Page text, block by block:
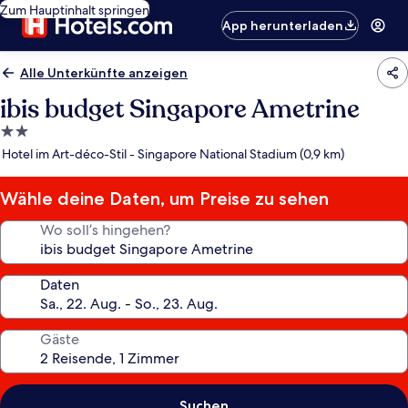
Zum Hauptinhalt springen
App herunterladen
Alle Unterkünfte anzeigen
ibis budget Singapore Ametrine
2.0-
Sterne-
Hotel im Art-déco-Stil - Singapore National Stadium (0,9 km)
Wähle deine Daten, um Preise zu sehen
Wo soll’s hingehen?
Daten
Gäste